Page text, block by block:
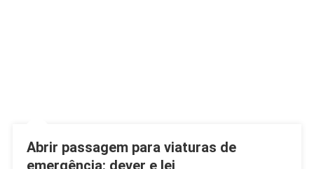
Abrir passagem para viaturas de
emergência: dever e lei